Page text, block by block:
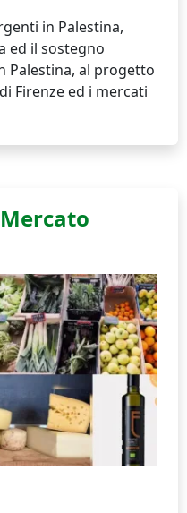
in Palestina,
ed il sostegno
Palestina, al progetto
Firenze ed i mercati